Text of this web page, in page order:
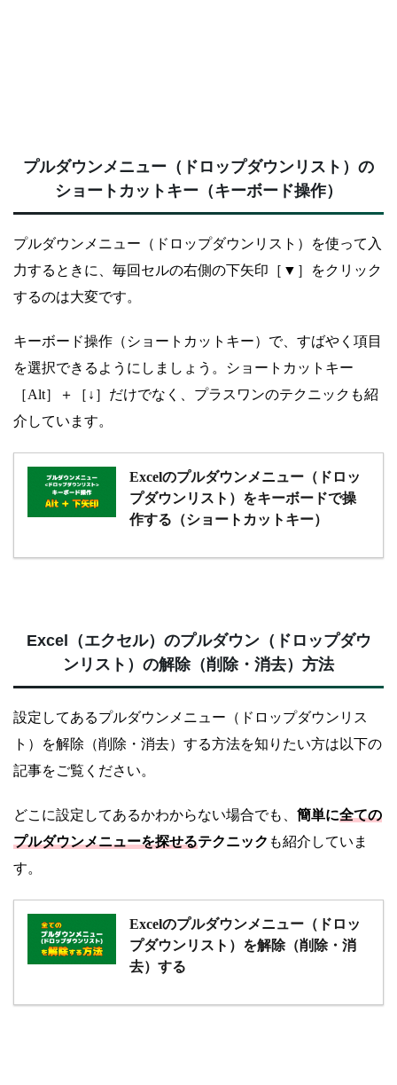
プルダウンメニュー（ドロップダウンリスト）の
ショートカットキー（キーボード操作）
プルダウンメニュー（ドロップダウンリスト）を使って入
力するときに、毎回セルの右側の下矢印［▼］をクリック
するのは大変です。
キーボード操作（ショートカットキー）で、すばやく項目
を選択できるようにしましょう。ショートカットキー
［Alt］＋［↓］だけでなく、プラスワンのテクニックも紹
介しています。
Excelのプルダウンメニュー（ドロッ
プダウンリスト）をキーボードで操
作する（ショートカットキー）
Excel（エクセル）のプルダウン（ドロップダウ
ンリスト）の解除（削除・消去）方法
設定してあるプルダウンメニュー（ドロップダウンリス
ト）を解除（削除・消去）する方法を知りたい方は以下の
記事をご覧ください。
どこに設定してあるかわからない場合でも、 簡単に全ての
プルダウンメニューを探せるテクニック も紹介していま
す。
Excelのプルダウンメニュー（ドロッ
プダウンリスト）を解除（削除・消
去）する